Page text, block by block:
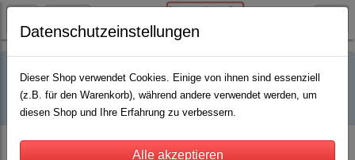
Account-Informationen:
Email: *
Datenschutzeinstellungen
Dieser Shop verwendet Cookies. Einige von ihnen sind essenziell
(z.B. für den Warenkorb), während andere verwendet werden, um
diesen Shop und Ihre Erfahrung zu verbessern.